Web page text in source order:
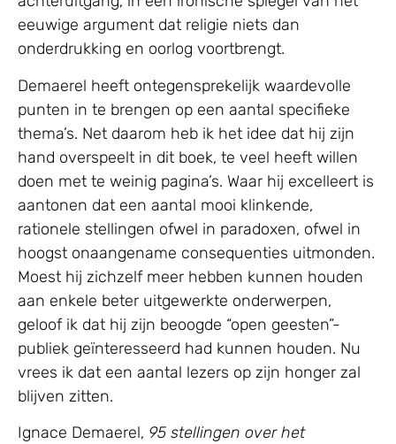
eeuwige argument dat religie niets dan
onderdrukking en oorlog voortbrengt.
Demaerel heeft ontegensprekelijk waardevolle
punten in te brengen op een aantal specifieke
thema’s. Net daarom heb ik het idee dat hij zijn
hand overspeelt in dit boek, te veel heeft willen
doen met te weinig pagina’s. Waar hij excelleert is
aantonen dat een aantal mooi klinkende,
rationele stellingen ofwel in paradoxen, ofwel in
hoogst onaangename consequenties uitmonden.
Moest hij zichzelf meer hebben kunnen houden
aan enkele beter uitgewerkte onderwerpen,
geloof ik dat hij zijn beoogde “open geesten”-
publiek geïnteresseerd had kunnen houden. Nu
vrees ik dat een aantal lezers op zijn honger zal
blijven zitten.
Ignace Demaerel, 95 stellingen over het